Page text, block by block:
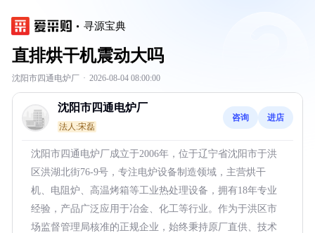
寻源宝典
直排烘干机震动大吗
沈阳市四通电炉厂 · 2026-08-04 08:00:00
沈阳市四通电炉厂
法人:宋磊
咨询 进店
沈阳市四通电炉厂成立于2006年，位于辽宁省沈阳市于洪
区洪湖北街76-9号，专注电炉设备制造领域，主营烘干
机、电阻炉、高温烤箱等工业热处理设备，拥有18年专业
经验，产品广泛应用于冶金、化工等行业。作为于洪区市
场监督管理局核准的正规企业，始终秉持原厂直供、技术